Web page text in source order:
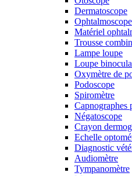
Dermatoscope
Ophtalmoscope
Matériel
Trousse
Lampe loupe
Loupe
Oxymètre de
Podoscope
Spiromètre
Capnographes
Négatoscope
Crayon
Echelle
Diagnostic
Audiomètre
Tympanomètre